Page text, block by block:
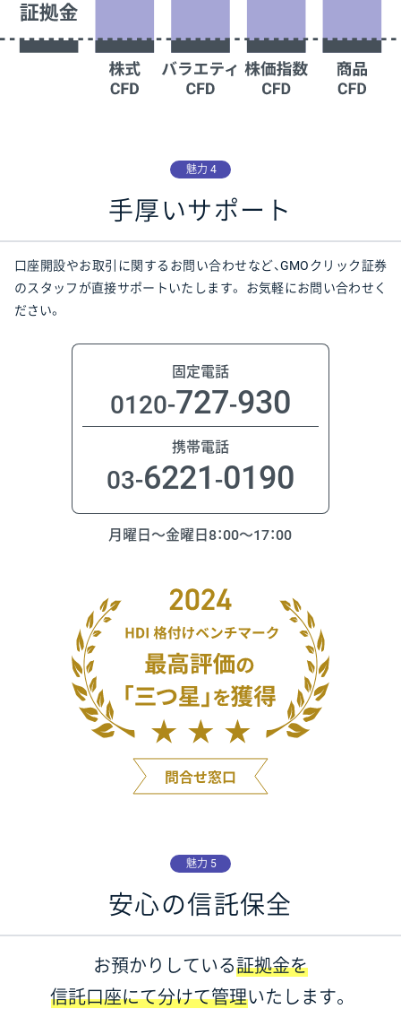
魅力 4
手厚いサポート
口座開設やお取引に関するお問い合わせなど、GMOクリック証券
のスタッフが直接サポートいたします。
お気軽にお問い合わせく
ださい。
固定電話
0120-727-930
携帯電話
03-6221 -0190
月曜日〜金曜日8：00〜17：00
魅力 5
安心の信託保全
お預かりしている証拠金を
信託口座にて分けて管理いたします。